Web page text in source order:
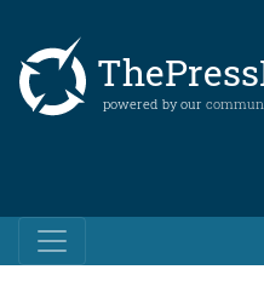
powered by our